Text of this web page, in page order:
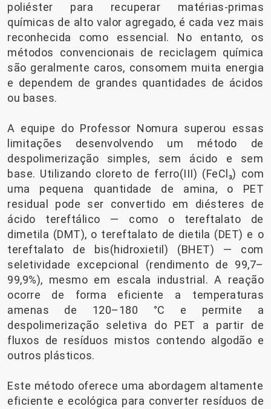
poliéster para recuperar matérias-primas
químicas de alto valor agregado, é cada vez mais
reconhecida como essencial. No entanto, os
métodos convencionais de reciclagem química
são geralmente caros, consomem muita energia
e dependem de grandes quantidades de ácidos
ou bases.
A equipe do Professor Nomura superou essas
limitações desenvolvendo um método de
despolimerização simples, sem ácido e sem
base. Utilizando cloreto de ferro(III) (FeCl₃) com
uma pequena quantidade de amina, o PET
residual pode ser convertido em diésteres de
ácido tereftálico — como o tereftalato de
dimetila (DMT), o tereftalato de dietila (DET) e o
tereftalato de bis(hidroxietil) (BHET) — com
seletividade excepcional (rendimento de 99,7–
99,9%), mesmo em escala industrial. A reação
ocorre de forma eficiente a temperaturas
amenas de 120–180 °C e permite a
despolimerização seletiva do PET a partir de
fluxos de resíduos mistos contendo algodão e
outros plásticos.
Este método oferece uma abordagem altamente
eficiente e ecológica para converter resíduos de